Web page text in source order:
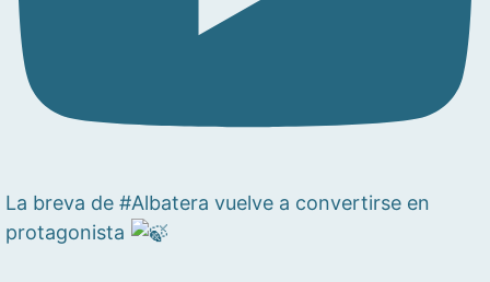
La breva de #Albatera vuelve a convertirse en
protagonista